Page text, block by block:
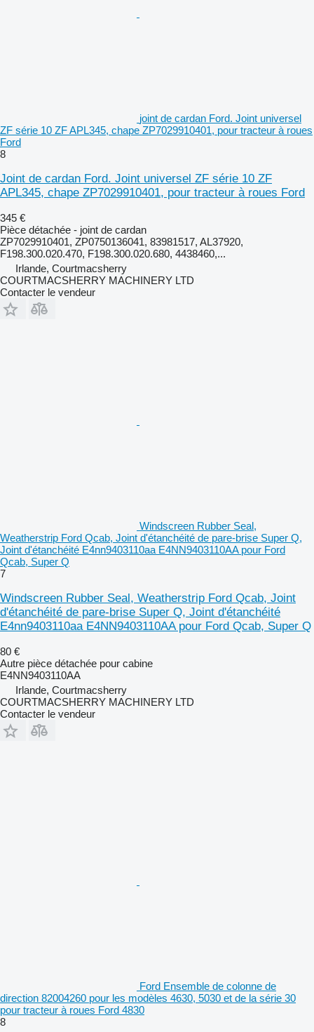
joint de cardan Ford. Joint universel
ZF série 10 ZF APL345, chape ZP7029910401, pour tracteur à roues
Ford
8
Joint de cardan Ford. Joint universel ZF série 10 ZF
APL345, chape ZP7029910401, pour tracteur à roues Ford
345 €
Pièce détachée - joint de cardan
ZP7029910401, ZP0750136041, 83981517, AL37920,
F198.300.020.470, F198.300.020.680, 4438460,...
Irlande, Courtmacsherry
COURTMACSHERRY MACHINERY LTD
Contacter le vendeur
Windscreen Rubber Seal,
Weatherstrip Ford Qcab, Joint d'étanchéité de pare-brise Super Q,
Joint d'étanchéité E4nn9403110aa E4NN9403110AA pour Ford
Qcab, Super Q
7
Windscreen Rubber Seal, Weatherstrip Ford Qcab, Joint
d'étanchéité de pare-brise Super Q, Joint d'étanchéité
E4nn9403110aa E4NN9403110AA pour Ford Qcab, Super Q
80 €
Autre pièce détachée pour cabine
E4NN9403110AA
Irlande, Courtmacsherry
COURTMACSHERRY MACHINERY LTD
Contacter le vendeur
Ford Ensemble de colonne de
direction 82004260 pour les modèles 4630, 5030 et de la série 30
pour tracteur à roues Ford 4830
8